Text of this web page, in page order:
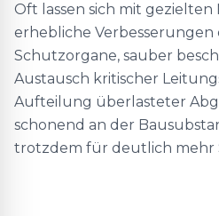
Oft lassen sich mit
erhebliche Verbesserungen
Schutzorgane, sauber
Austausch kritischer
Aufteilung überlasteter
schonend an der
trotzdem für deutlich mehr